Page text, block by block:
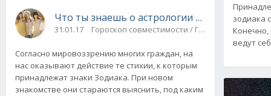
Что ты знаешь о астрологии по крестам?
31.01.17 Гороскоп совместимости / Гороскоп любви
Согласно мировоззрению многих граждан, на
нас оказывают действие те стихии, к которым
принадлежат знаки Зодиака. При новом
знакомстве они стараются выяснить, под каким
зодиака
ведут